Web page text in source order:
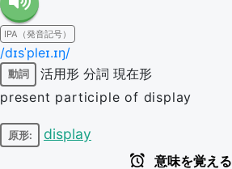
IPA（発音記号）
/dɪsˈpleɪ.ɪŋ/
動詞 活用形 分詞 現在形
present participle of display
原形: display
意味を覚える